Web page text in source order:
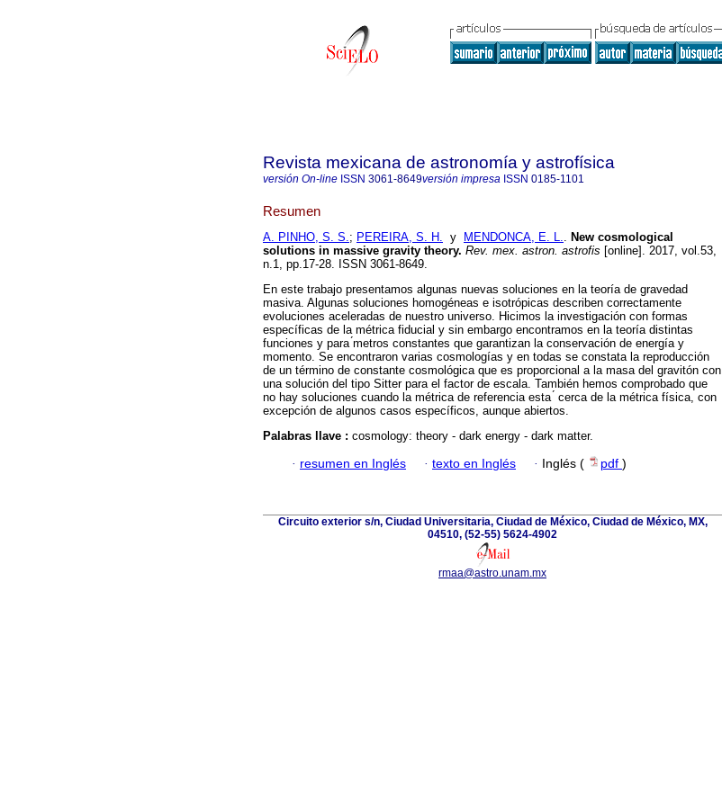
Revista mexicana de astronomía y astrofísica
versión On-line ISSN 3061-8649versión impresa ISSN 0185-1101
Resumen
A. PINHO, S. S.; PEREIRA, S. H. y MENDONCA, E. L.. New cosmological
solutions in massive gravity theory. Rev. mex. astron. astrofis [online]. 2017, vol.53,
n.1, pp.17-28. ISSN 3061-8649.
En este trabajo presentamos algunas nuevas soluciones en la teoría de gravedad
masiva. Algunas soluciones homogéneas e isotrópicas describen correctamente
evoluciones aceleradas de nuestro universo. Hicimos la investigación con formas
específicas de la métrica fiducial y sin embargo encontramos en la teoría distintas
funciones y para ́metros constantes que garantizan la conservación de energía y
momento. Se encontraron varias cosmologías y en todas se constata la reproducción
de un término de constante cosmológica que es proporcional a la masa del gravitón con
una solución del tipo Sitter para el factor de escala. También hemos comprobado que
no hay soluciones cuando la métrica de referencia esta ́ cerca de la métrica física, con
excepción de algunos casos específicos, aunque abiertos.
Palabras llave : cosmology: theory - dark energy - dark matter.
· resumen en Inglés · texto en Inglés · Inglés ( pdf )
Circuito exterior s/n, Ciudad Universitaria, Ciudad de México, Ciudad de México, MX,
04510, (52-55) 5624-4902
rmaa@astro.unam.mx